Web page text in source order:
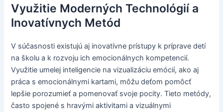
Využitie Moderných Technológií a
Inovatívnych Metód
V súčasnosti existujú aj inovatívne prístupy k príprave detí
na školu a k rozvoju ich emocionálnych kompetencií.
Využitie umelej inteligencie na vizualizáciu emócií, ako aj
práca s emocionálnymi kartami, môžu deťom pomôcť
lepšie porozumieť a pomenovať svoje pocity. Tieto metódy,
často spojené s hravými aktivitami a vizuálnymi